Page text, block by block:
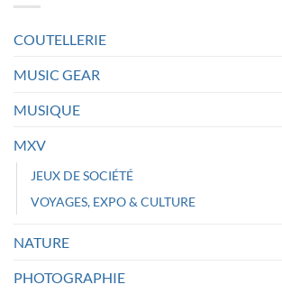
COUTELLERIE
MUSIC GEAR
MUSIQUE
MXV
JEUX DE SOCIÉTÉ
VOYAGES, EXPO & CULTURE
NATURE
PHOTOGRAPHIE